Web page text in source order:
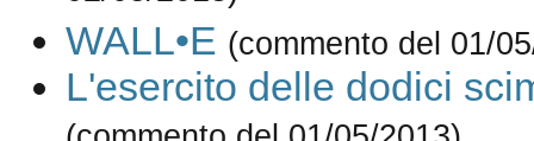
WALL•E (commento del 01/
L'esercito delle dodici